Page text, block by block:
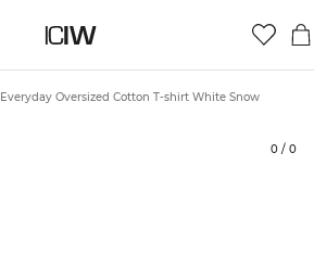
Everyday Oversized Cotton T-shirt White Snow
0 / 0